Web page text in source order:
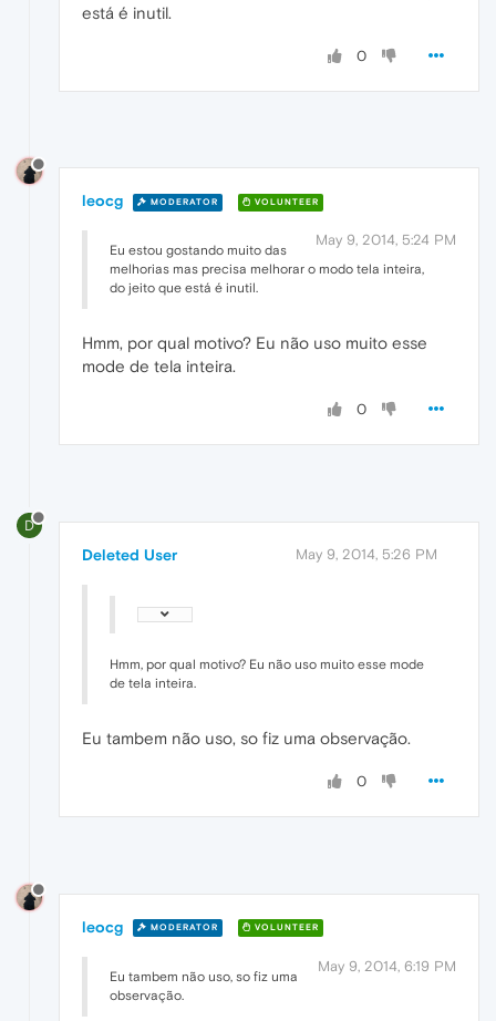
está é inutil.
0
leocg MODERATOR VOLUNTEER
May 9, 2014, 5:24 PM
Eu estou gostando muito das
melhorias mas precisa melhorar o modo tela inteira,
do jeito que está é inutil.
Hmm, por qual motivo? Eu não uso muito esse
mode de tela inteira.
0
D
Deleted User May 9, 2014, 5:26 PM
Hmm, por qual motivo? Eu não uso muito esse mode
de tela inteira.
Eu tambem não uso, so fiz uma observação.
0
leocg MODERATOR VOLUNTEER
May 9, 2014, 6:19 PM
Eu tambem não uso, so fiz uma
observação.